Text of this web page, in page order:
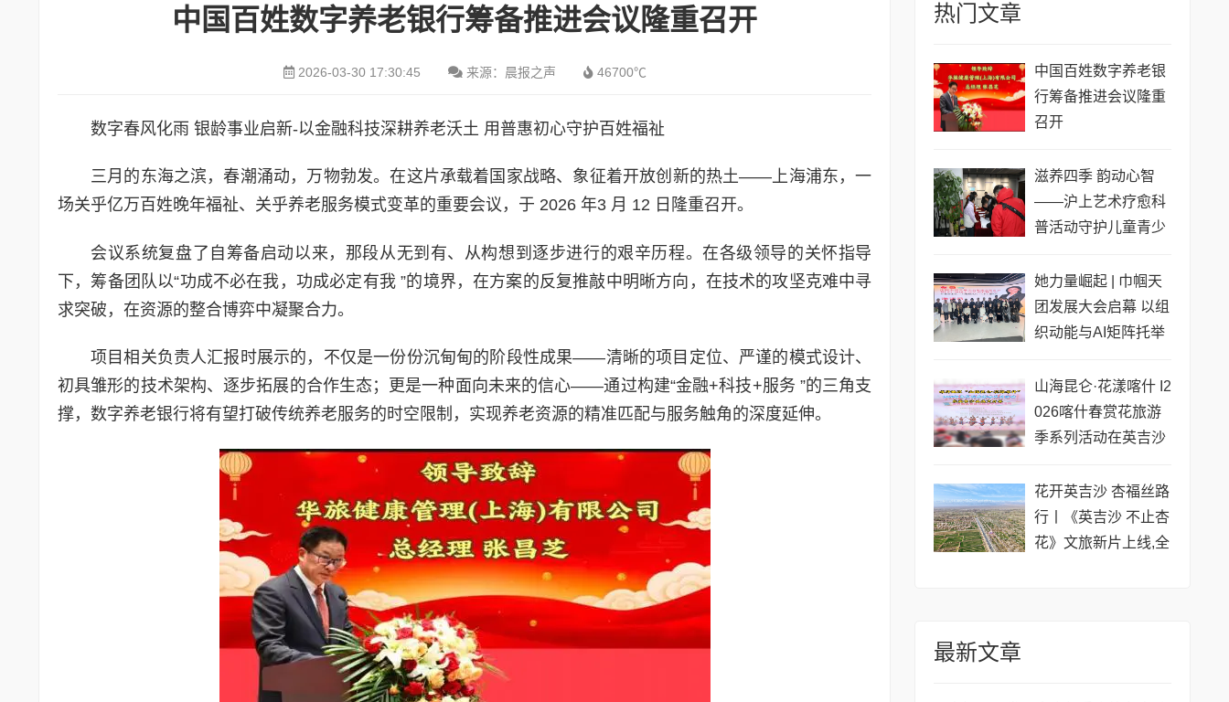
​中国百姓数字养老银行筹备推进会议隆重召开
2026-03-30 17:30:45 来源：晨报之声 46700℃
数字春风化雨 银龄事业启新-以金融科技深耕养老沃土 用普惠初心守护百姓福祉
三月的东海之滨，春潮涌动，万物勃发。在这片承载着国家战略、象征着开放创新的热土——上海浦东，一
场关乎亿万百姓晚年福祉、关乎养老服务模式变革的重要会议，于 2026 年3 月 12 日隆重召开。
会议系统复盘了自筹备启动以来，那段从无到有、从构想到逐步进行的艰辛历程。在各级领导的关怀指导
下，筹备团队以“功成不必在我，功成必定有我 ”的境界，在方案的反复推敲中明晰方向，在技术的攻坚克难中寻
求突破，在资源的整合博弈中凝聚合力。
项目相关负责人汇报时展示的，不仅是一份份沉甸甸的阶段性成果——清晰的项目定位、严谨的模式设计、
初具雏形的技术架构、逐步拓展的合作生态；更是一种面向未来的信心——通过构建“金融+科技+服务 ”的三角支
撑，数字养老银行将有望打破传统养老服务的时空限制，实现养老资源的精准匹配与服务触角的深度延伸。
热门文章
​中国百姓数字养老银
行筹备推进会议隆重
召开
滋养四季 韵动心智
——沪上艺术疗愈科
普活动守护儿童青少
她力量崛起 | 巾帼天
团发展大会启幕 以组
织动能与AI矩阵托举
山海昆仑·花漾喀什 I2
026喀什春赏花旅游
季系列活动在英吉沙
花开英吉沙 杏福丝路
行丨《英吉沙 不止杏
花》文旅新片上线,全
最新文章